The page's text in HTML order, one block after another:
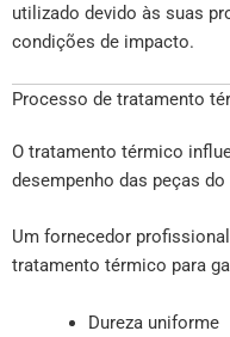
utilizado devido às suas
condições de impacto.
Processo de tratamento
O tratamento térmico
desempenho das peças do
Um fornecedor
tratamento térmico para
Dureza uniforme